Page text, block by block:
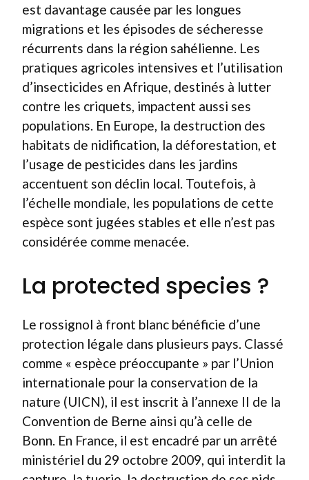
est davantage causée par les longues
migrations et les épisodes de sécheresse
récurrents dans la région sahélienne. Les
pratiques agricoles intensives et l’utilisation
d’insecticides en Afrique, destinés à lutter
contre les criquets, impactent aussi ses
populations. En Europe, la destruction des
habitats de nidification, la déforestation, et
l’usage de pesticides dans les jardins
accentuent son déclin local. Toutefois, à
l’échelle mondiale, les populations de cette
espèce sont jugées stables et elle n’est pas
considérée comme menacée.
La protected species ?
Le rossignol à front blanc bénéficie d’une
protection légale dans plusieurs pays. Classé
comme « espèce préoccupante » par l’Union
internationale pour la conservation de la
nature (UICN), il est inscrit à l’annexe II de la
Convention de Berne ainsi qu’à celle de
Bonn. En France, il est encadré par un arrêté
ministériel du 29 octobre 2009, qui interdit la